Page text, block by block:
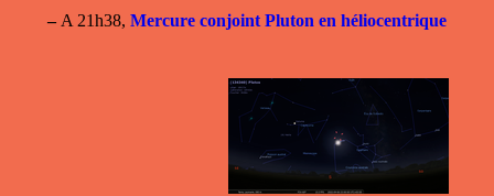
–A 21h38, Mercure conjoint Pluton en héliocentrique